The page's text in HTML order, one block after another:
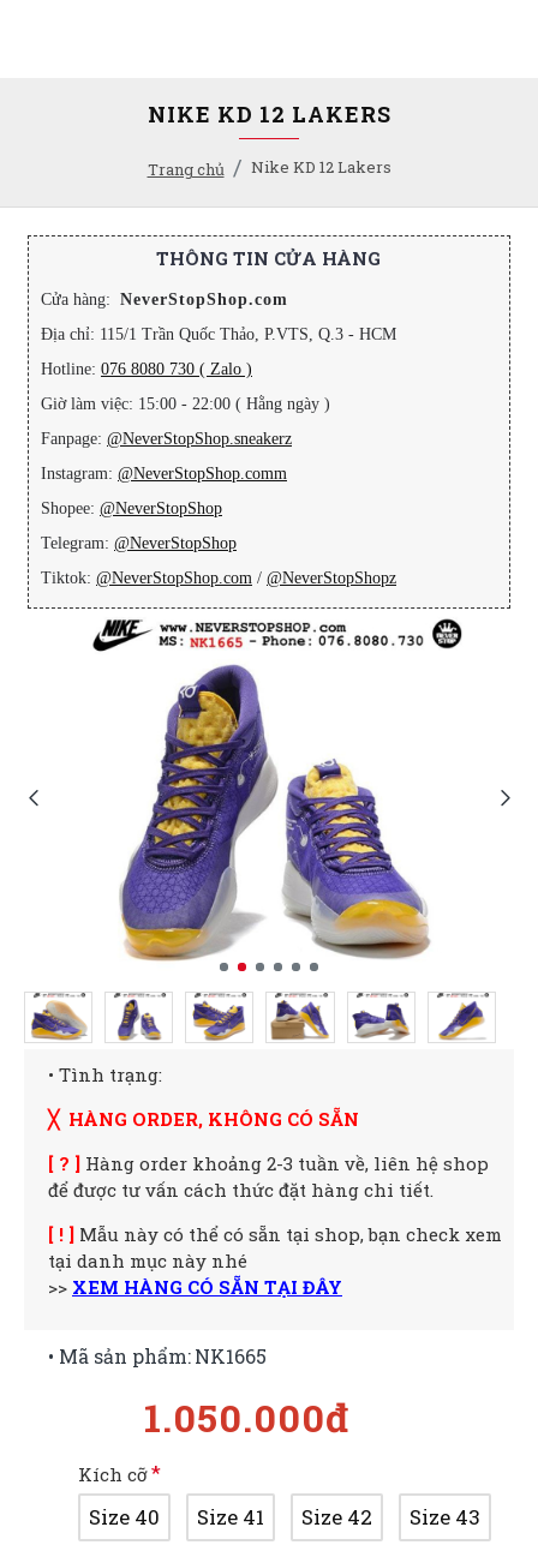
Trang chủ Nike KD 12 Lakers
NIKE KD 12 LAKERS
THÔNG TIN CỬA HÀNG
Cửa hàng: NeverStopShop.com
Địa chỉ: 115/1 Trần Quốc Thảo, P.VTS, Q.3 - HCM
Hotline: 076 8080 730 ( Zalo )
Giờ làm việc: 15:00 - 22:00 ( Hằng ngày )
Fanpage: @NeverStopShop.sneakerz
Instagram: @NeverStopShop.comm
Shopee: @NeverStopShop
Telegram: @NeverStopShop
Tiktok: @NeverStopShop.com / @NeverStopShopz
• Tình trạng:
╳ HÀNG ORDER, KHÔNG CÓ SẴN
[ ? ] Hàng order khoảng 2-3 tuần về, liên hệ shop
để được tư vấn cách thức đặt hàng chi tiết.
[ ! ] Mẫu này có thể có sẵn tại shop, bạn check xem
tại danh mục này nhé
>> XEM HÀNG CÓ SẴN TẠI ĐÂY
1.050.000đ
• Mã sản phẩm:NK1665
Kích cỡ
Size 40 Size 41 Size 42 Size 43